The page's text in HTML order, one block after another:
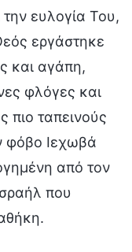
ευλογία Του,
εργάστηκε
και αγάπη,
φλόγες και
πιο ταπεινούς
φόβο Ιεχωβά
από τον
που